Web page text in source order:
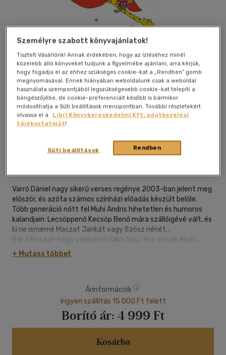
Beleolvasok Kívánságlistához adom Megosztom
(9 vélemény)
magyar nyelvű|füles, kartonált
Varró Dániel nagy sikerű verses regénye 2003-ban jelent meg
először, és azóta számos színházi előadás készült belőle.
Több generáció nőtt fel Muhi Andris hihetetlen és humoros
kalandjain: Lecsöppenő Kecsöp Benő mára szállóigévé vált, és
ki ne ismerné Maszat Jankát vagy Szösz nénét...
Bár a Maszat-hegy vidékének lakói húsz éve velünk élnek,
nem járt el felettük az idő, Varró Dániel költői leleményessége
kicsiket és nagyokat mindmáig egyaránt megnevettet. Ez a
,,Varró Dániel két dolgot vesz roppant komolyan, a
költészetet és a gyerekeket - minden további, a mese is, a
regény is ebből következik (...) Varázslatos könyv, akárha
Petőfit, Weörest és Kormost gyúrta volna össze egy tündéri
+ Mutass többet
Árinformációk
Ingyen szállítás 15 000 Ft felett
Borító ár: 4 999 Ft
Kosárba
Személyre szabott könyvajánlatok!
Tisztelt Vásárlónk! Annak érdekében, hogy az ízléséhez minél
közelebb álló könyveket tudjunk a figyelmébe ajánlani, arra kérjük,
hogy fogadja el az ehhez szükséges cookie-kat a „Rendben” gomb
megnyomásával. Ennek hiányában weboldalunk csak a weboldal
használata szempontjából legszükségesebb cookie-kat telepíti a
böngészőjébe, de cookie-preferenciáit később is bármikor
módosíthatja a Süti beállítások menüpontban. További részletekért
olvassa el a
Libri Könyvkereskedelmi Kft. adatkezelési
tájékoztatóját!
Rendben
Süti beállítások